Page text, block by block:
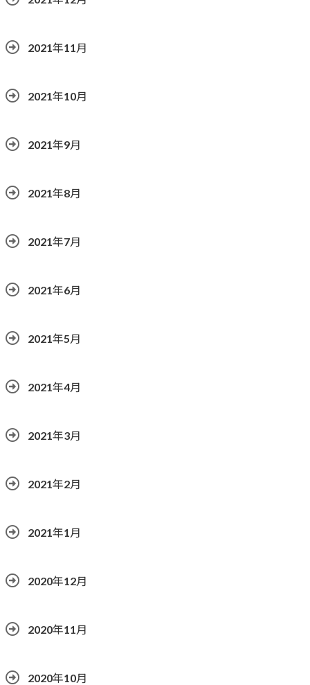
2021年11月
2021年10月
2021年9月
2021年8月
2021年7月
2021年6月
2021年5月
2021年4月
2021年3月
2021年2月
2021年1月
2020年12月
2020年11月
2020年10月